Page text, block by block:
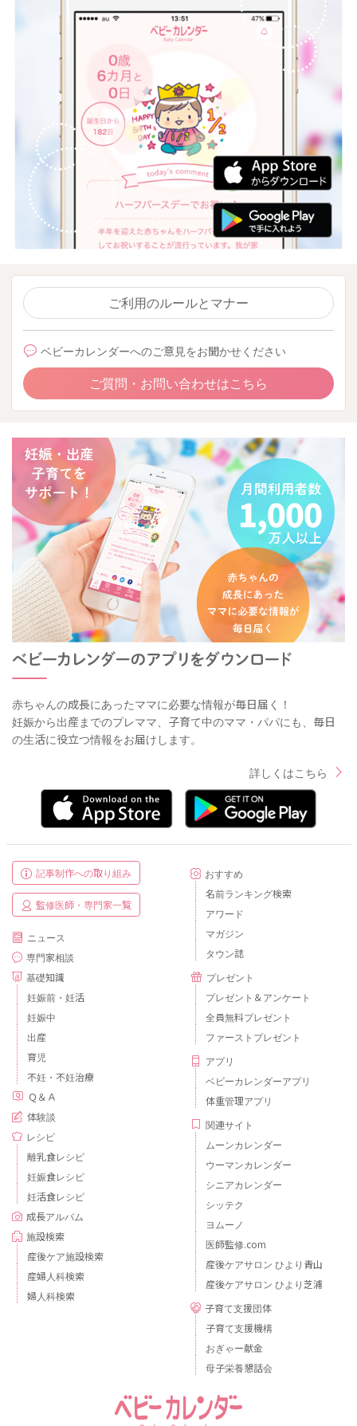
ご利用のルールとマナー
ベビーカレンダーへのご意見をお聞かせください
ご質問・お問い合わせはこちら
赤ちゃんの成長にあったママに必要な情報が毎日届く！
妊娠から出産までのプレママ、子育て中のママ・パパにも、毎日
の生活に役立つ情報をお届けします。
詳しくはこちら
記事制作への取り組み
監修医師・専門家一覧
ニュース
専門家相談
基礎知識
妊娠前・妊活
妊娠中
出産
育児
不妊・不妊治療
Ｑ＆Ａ
体験談
レシピ
離乳食レシピ
妊娠食レシピ
妊活食レシピ
成長アルバム
施設検索
産後ケア施設検索
産婦人科検索
婦人科検索
おすすめ
名前ランキング検索
アワード
マガジン
タウン誌
プレゼント
プレゼント＆アンケート
全員無料プレゼント
ファーストプレゼント
アプリ
ベビーカレンダーアプリ
体重管理アプリ
関連サイト
ムーンカレンダー
ウーマンカレンダー
シニアカレンダー
シッテク
ヨムーノ
医師監修.com
産後ケアサロン ひより青山
産後ケアサロン ひより芝浦
子育て支援団体
子育て支援機構
おぎゃー献金
母子栄養懇話会